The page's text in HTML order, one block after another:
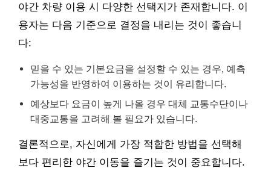
야간 차량 이용 시 다양한 선택지가 존재합니다. 이
용자는 다음 기준으로 결정을 내리는 것이 좋습니
다:
믿을 수 있는 기본요금을 설정할 수 있는 경우, 예측
가능성을 반영하여 이용하는 것이 유리합니다.
예상보다 요금이 높게 나올 경우 대체 교통수단이나
대중교통을 고려해 볼 필요가 있습니다.
결론적으로, 자신에게 가장 적합한 방법을 선택해
보다 편리한 야간 이동을 즐기는 것이 중요합니다.